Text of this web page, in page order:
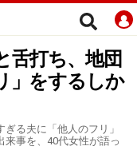
舌打ち、地団
」をするしか
る夫に「他人のフリ」
来事を、40代女性が語っ